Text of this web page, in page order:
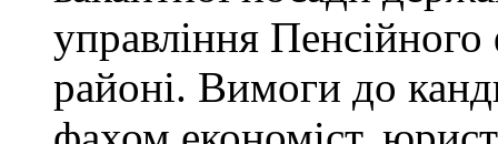
управління
районі. Вимоги до